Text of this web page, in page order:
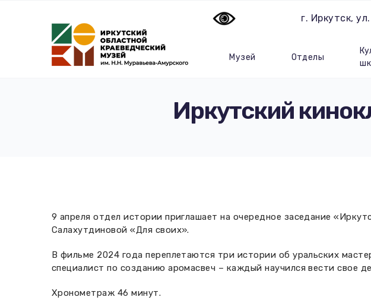
г. Иркутск,
Музей Отделы
Иркутский
9 апреля отдел истории приглашает на очередное заседание
Салахутдиновой «Для своих».
В фильме 2024 года переплетаются три истории об уральских
специалист по созданию аромасвеч – каждый научился вести свое
Хронометраж 46 минут.